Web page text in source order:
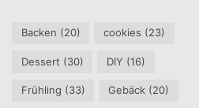
Backen (20) cookies (23)
Dessert (30) DIY (16)
Frühling (33) Gebäck (20)